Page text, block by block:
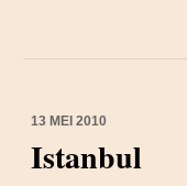
13 MEI 2010
Istanbul